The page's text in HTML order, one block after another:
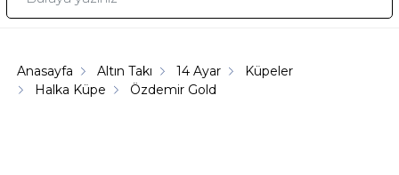
Anasayfa Altın Takı 14 Ayar
Küpeler
Halka Küpe
Özdemir Gold